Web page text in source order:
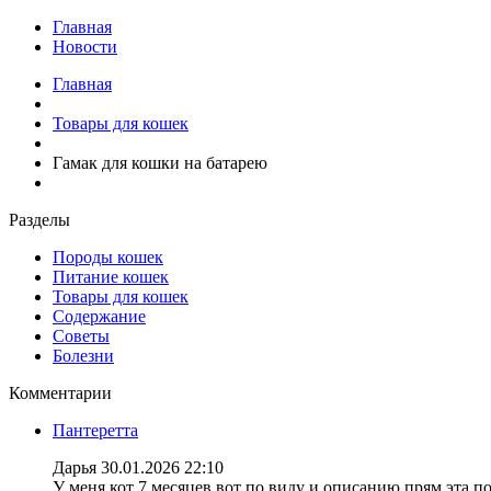
Главная
Новости
Главная
Товары для кошек
Гамак для кошки на батарею
Разделы
Породы кошек
Питание кошек
Товары для кошек
Содержание
Советы
Болезни
Комментарии
Пантеретта
Дарья 30.01.2026 22:10
У меня кот 7 месяцев вот по виду и описанию прям эта